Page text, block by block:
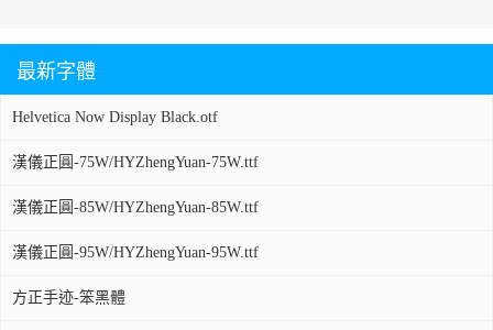
最新字體
Helvetica Now Display Black.otf
漢儀正圓-75W/HYZhengYuan-75W.ttf
漢儀正圓-85W/HYZhengYuan-85W.ttf
漢儀正圓-95W/HYZhengYuan-95W.ttf
方正手迹-笨黑體